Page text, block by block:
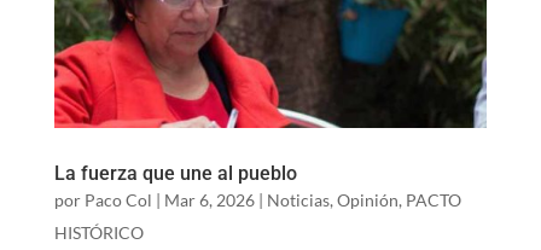
La fuerza que une al pueblo
por Paco Col | Mar 6, 2026| Noticias, Opinión, PACTO
HISTÓRICO